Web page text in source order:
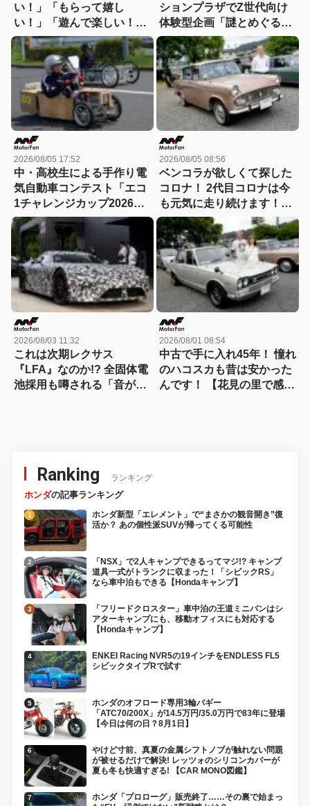
い！」「もらって嬉し
い！」「遊んで楽しい！」
GAZOO Racingとコラボす
るスシローへGO！
ションプラザでZ世代向け
体験型企画「謎とめぐる記
憶の旅」が実施中！
2026/08/05 17:52
中・高校生による手作り電
気自動車コンテスト「エコ
1チャレンジカップ2026」
が8月22日に開催！
2026/08/05 08:56
ベンコラが欲しくて探した
コロナ！ 2代目コロナは今
も元気に走り続けます！
【花見の里で感謝の集いや
ります！】
2026/08/03 11:32
これは次期レクサス
『LFA』なのか!? 全固体電
池採用も噂される「音がし
2026/08/01 08:54
中古で手に入れ45年！ 憧れ
のハコスカも昔は安かった
んです！ 【花見の里で感謝
Ranking ランキング
ホンダの記事ランキング
ホンダ新型「エレメント」で“まさかの観音開き”復
活か？ あの個性派SUVが帰ってくる可能性
「NSX」で2人キャンプできるってマジ!? キャンプ
道具一式がトランクに収まった！「シビックRS」
なら車中泊もできる【Hondaキャンプ】
「フリードクロスター」車中泊の王道ミニバンはシ
アターキャンプにも、移動オフィスにも対応する
【Hondaキャンプ】
ENKEI Racing NVR5の19インチをENDLESS FL5
シビックタイプRで試す
ホンダのオフロード専用3輪バギー
「ATC70/200X」が14.5万円/35.0万円で83年に登場
【今日は何の日？8月1日】
やけど寸前、真夏の金属シフトノブが触れない問題
が被せるだけで解決! レッツォのシリコンカバーが
夏も冬も快適すぎる! 【CAR MONO図鑑】
ホンダ「プロローグ」販売終了……その裏で始まっ